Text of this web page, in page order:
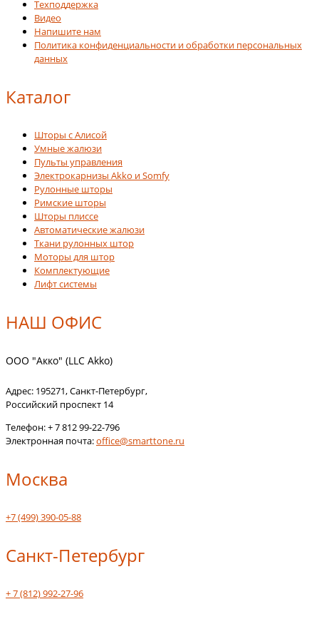
Техподдержка
Видео
Напишите нам
Политика конфиденциальности и обработки персональных
данных
Каталог
Шторы с Алисой
Умные жалюзи
Пульты управления
Электрокарнизы Akko и Somfy
Рулонные шторы
Римские шторы
Шторы плиссе
Автоматические жалюзи
Ткани рулонных штор
Моторы для штор
Комплектующие
Лифт системы
НАШ ОФИС
ООО "Акко" (LLC Akko)
Адрес: 195271,Санкт-Петербург,
Российский проспект 14
Телефон:+ 7 812 99-22-796
Электронная почта:office@smarttone.ru
Москва
+7 (499) 390-05-88
Санкт-Петербург
+ 7 (812) 992-27-96